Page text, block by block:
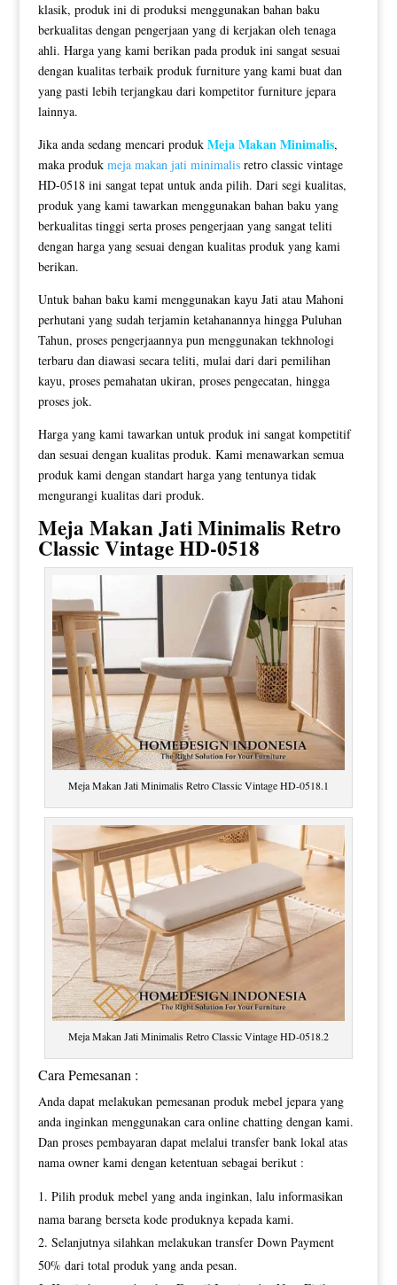
klasik, produk ini di produksi menggunakan bahan baku
berkualitas dengan pengerjaan yang di kerjakan oleh tenaga
ahli. Harga yang kami berikan pada produk ini sangat sesuai
dengan kualitas terbaik produk furniture yang kami buat dan
yang pasti lebih terjangkau dari kompetitor furniture jepara
lainnya.
Jika anda sedang mencari produk Meja Makan Minimalis,
maka produk meja makan jati minimalisretro classic vintage
HD-0518 ini sangat tepat untuk anda pilih. Dari segi kualitas,
produk yang kami tawarkan menggunakan bahan baku yang
berkualitas tinggi serta proses pengerjaan yang sangat teliti
dengan harga yang sesuai dengan kualitas produk yang kami
berikan.
Untuk bahan baku kami menggunakan kayu Jati atau Mahoni
perhutani yang sudah terjamin ketahanannya hingga Puluhan
Tahun, proses pengerjaannya pun menggunakan tekhnologi
terbaru dan diawasi secara teliti, mulai dari dari pemilihan
kayu, proses pemahatan ukiran, proses pengecatan, hingga
proses jok.
Harga yang kami tawarkan untuk produk ini sangat kompetitif
dan sesuai dengan kualitas produk. Kami menawarkan semua
produk kami dengan standart harga yang tentunya tidak
mengurangi kualitas dari produk.
Meja Makan JatiMinimalis Retro
Classic Vintage HD-0518
Meja Makan Jati Minimalis Retro Classic Vintage HD-0518.1
Meja Makan Jati Minimalis Retro Classic Vintage HD-0518.2
Cara Pemesanan :
Anda dapat melakukan pemesanan produk mebel jepara yang
anda inginkan menggunakan cara online chatting dengan kami.
Dan proses pembayaran dapat melalui transfer bank lokal atas
nama owner kami dengan ketentuan sebagai berikut :
Pilih produk mebel yang anda inginkan, lalu informasikan
nama barang berseta kode produknya kepada kami.
Selanjutnya silahkan melakukan transfer Down Payment
50% dari total produk yang anda pesan.